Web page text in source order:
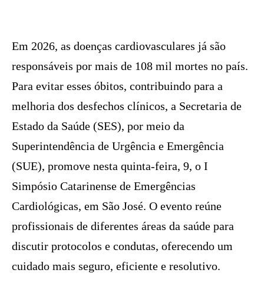
Em 2026, as doenças cardiovasculares já são
responsáveis por mais de 108 mil mortes no país.
Para evitar esses óbitos, contribuindo para a
melhoria dos desfechos clínicos, a Secretaria de
Estado da Saúde (SES), por meio da
Superintendência de Urgência e Emergência
(SUE), promove nesta quinta-feira, 9, o I
Simpósio Catarinense de Emergências
Cardiológicas, em São José. O evento reúne
profissionais de diferentes áreas da saúde para
discutir protocolos e condutas, oferecendo um
cuidado mais seguro, eficiente e resolutivo.